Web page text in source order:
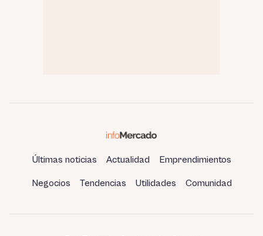
Últimas noticias Actualidad Emprendimientos
Negocios Tendencias Utilidades Comunidad